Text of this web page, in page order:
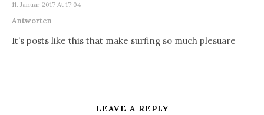
11. Januar 2017 At 17:04
Antworten
It’s posts like this that make surfing so much plesuare
LEAVE A REPLY